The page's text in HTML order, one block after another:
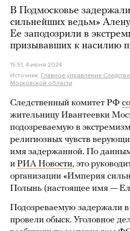
В Подмосковье
сильнейших ведьм»
Ее заподозрили в
призывавших к насилию
15:51, 4 июня 2024
Источник: Главное управление
Московской области
Следственный комитет РФ
жительницу Ивантеевки
подозреваемую в
религиозных чувств
имя задержанной. По
и РИА Новости, это
организации «Империя
Полынь (настоящее имя —
Подозреваемую задержали
провели обыск. Уголовное